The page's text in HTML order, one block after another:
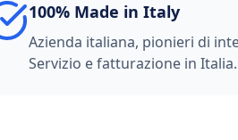
100% Made in Italy
Azienda italiana, pionieri di
Servizio e fatturazione in Italia.